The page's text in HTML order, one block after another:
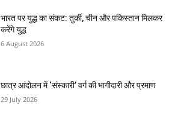
भारत पर युद्ध का संकट: तुर्की, चीन और पकिस्तान मिलकर
करेंगे युद्ध
6 August 2026
छात्र आंदोलन में ‘संस्कारी’ वर्ग की भागीदारी और प्रमाण
29 July 2026